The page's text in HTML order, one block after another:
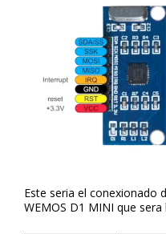
Este seria el conexionado
WEMOS D1 MINI que